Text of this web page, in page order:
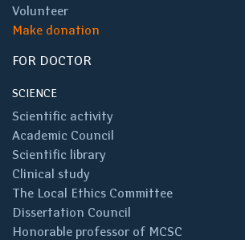
Volunteer
Make donation
FOR DOCTOR
SCIENCE
Scientific activity
Academic Council
Scientific library
Clinical study
The Local Ethics Committee
Dissertation Council
Honorable professor of MCSC